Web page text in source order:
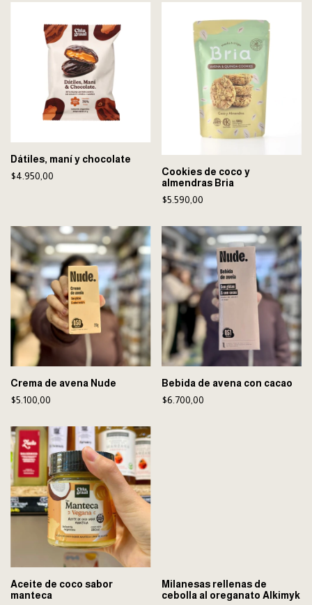
Dátiles, maní y chocolate
$4.950,00
Cookies de coco y
almendras Bria
$5.590,00
Crema de avena Nude
$5.100,00
Bebida de avena con cacao
$6.700,00
Aceite de coco sabor
manteca
Milanesas rellenas de
cebolla al oreganato Alkimyk